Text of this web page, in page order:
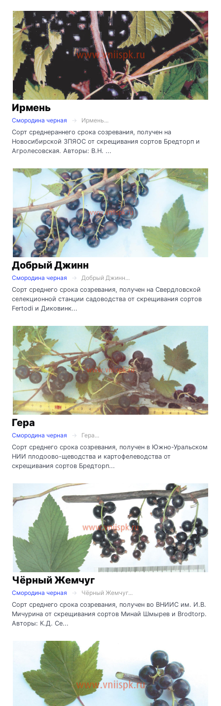
Ирмень
Смородина черная
Ирмень...
Сорт среднераннего срока созревания, получен на
Новосибирской ЗПЯОС от скрещивания сортов Бредторп и
Агролесовская. Авторы: В.Н. ...
Добрый Джинн
Смородина черная
Добрый Джинн...
Сорт среднего срока созревания, получен на Свердловской
селекционной станции садоводства от скрещивания сортов
Fertodi и Диковинк...
Гера
Смородина черная
Гера...
Сорт среднего срока созревания, получен в Южно-Уральском
НИИ плодоово-щеводства и картофелеводства от
скрещивания сортов Бредторп...
Чёрный Жемчуг
Смородина черная
Чёрный Жемчуг...
Сорт среднего срока созревания, получен во ВНИИС им. И.В.
Мичурина от скрещивания сортов Минай Шмырев и Brodtorp.
Авторы: К.Д. Се...